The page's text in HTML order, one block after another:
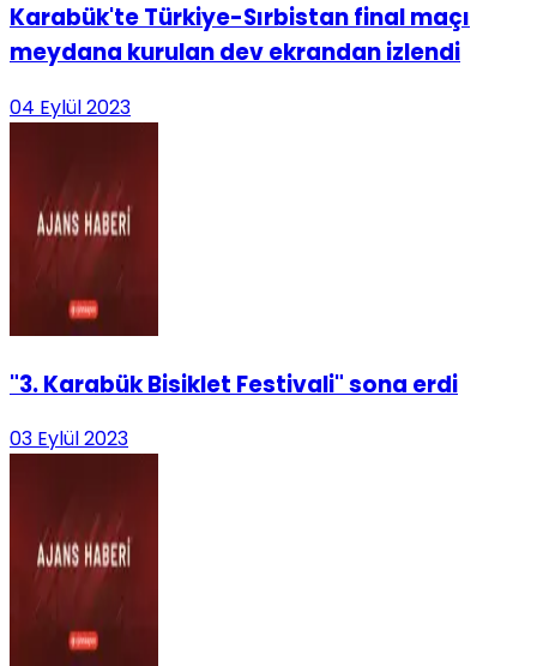
Karabük'te Türkiye-Sırbistan final maçı
meydana kurulan dev ekrandan izlendi
04 Eylül 2023
"3. Karabük Bisiklet Festivali" sona erdi
03 Eylül 2023